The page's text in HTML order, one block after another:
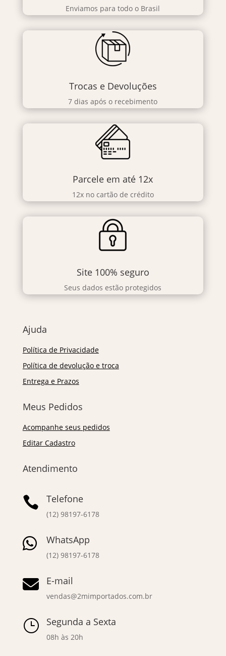
Enviamos para todo o Brasil
Trocas e Devoluções
7 dias após o recebimento
Parcele em até 12x
12x no cartão de crédito
Site 100% seguro
Seus dados estão protegidos
Ajuda
Política de Privacidade
Política de devolução e troca
Entrega e Prazos
Meus Pedidos
Acompanhe seus pedidos
Editar Cadastro
Atendimento
 Telefone
(12) 98197-6178
 WhatsApp
(12) 98197-6178
 E-mail
vendas@2mimportados.com.br
} Segunda a Sexta
08h às 20h